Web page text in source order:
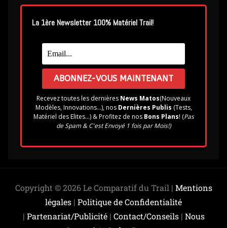
La 1ère Newsletter 100% Matériel Trail!
Recevez toutes les dernières News Matos(Nouveaux
Modèles, Innovations...), nosDernières Publis (Tests,
Matériel des Elites...) & Profitez de nosBons Plans! (Pas
de Spam & C'est Envoyé 1 fois par Mois!)
Copyright © 2026 Le Comparatif du Trail | Mentions
légales | Politique de Confidentialité
| Partenariat/Publicité| Contact/Conseils | Nous